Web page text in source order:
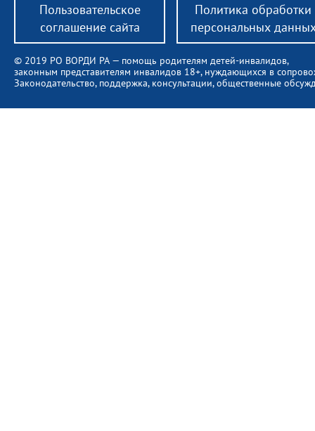
© 2019 РО ВОРДИ РА — помощь родителям детей-инвалидов,
законным представителям инвалидов 18+, нуждающихся в
Законодательство, поддержка, консультации, общественные
Пользовательское
соглашение сайта
Политика обработки
персональных